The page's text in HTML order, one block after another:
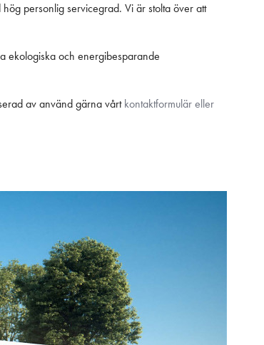
personlig servicegrad. Vi är stolta över att
ekologiska och energibesparande
av använd gärna vårtkontaktformulär eller